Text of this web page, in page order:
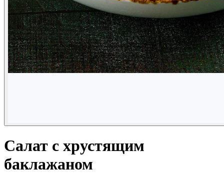
Салат с хрустящим
баклажаном